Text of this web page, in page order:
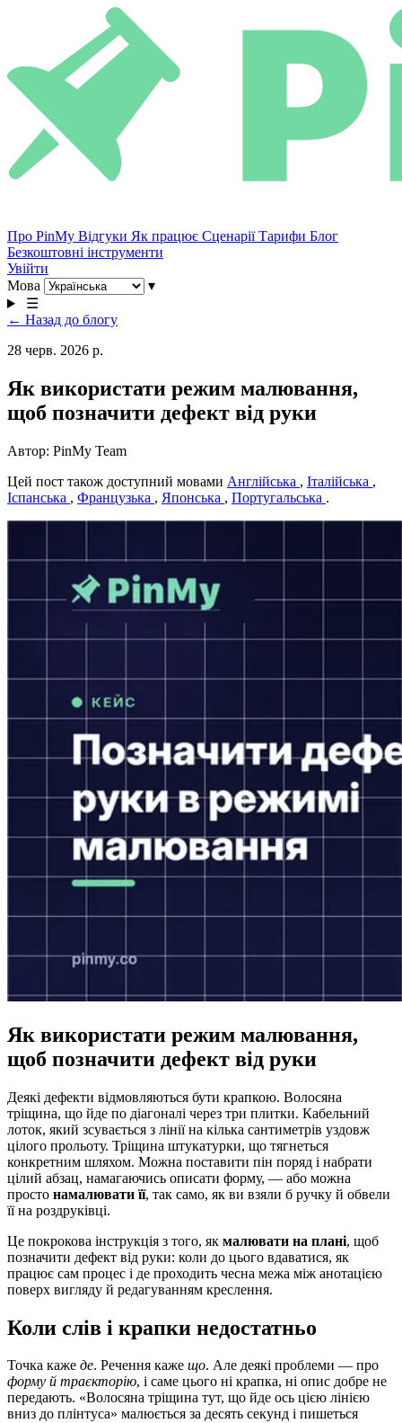
Про PinMy Відгуки Як працює СценаріїТарифи Блог
Безкоштовні інструменти
Увійти
Мова
▾
☰
← Назад до блогу
28 черв. 2026 р.
Як використати режим малювання,
щоб позначити дефект від руки
Автор: PinMy Team
Цей пост також доступний мовами Англійська , Італійська ,
Іспанська , Французька , Японська , Португальська .
Як використати режим малювання,
щоб позначити дефект від руки
Деякі дефекти відмовляються бути крапкою. Волосяна
тріщина, що йде по діагоналі через три плитки. Кабельний
лоток, який зсувається з лінії на кілька сантиметрів уздовж
цілого прольоту. Тріщина штукатурки, що тягнеться
конкретним шляхом. Можна поставити пін поряд і набрати
цілий абзац, намагаючись описати форму, — або можна
просто намалювати її, так само, як ви взяли б ручку й обвели
її на роздруківці.
Це покрокова інструкція з того, як малювати на плані, щоб
позначити дефект від руки: коли до цього вдаватися, як
працює сам процес і де проходить чесна межа між анотацією
поверх вигляду й редагуванням креслення.
Коли слів і крапки недостатньо
Точка каже де. Речення каже що. Але деякі проблеми — про
форму й траєкторію, і саме цього ні крапка, ні опис добре не
передають. «Волосяна тріщина тут, що йде ось цією лінією
вниз до плінтуса» малюється за десять секунд і пишеться